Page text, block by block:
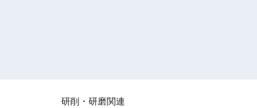
研削・研磨関連